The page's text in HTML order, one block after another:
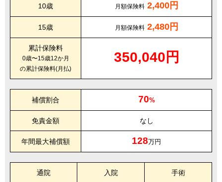
10歳 月額保険料 2,400円
15歳 月額保険料 2,480円
累計保険料
0歳〜15歳12か月
の累計保険料(月払)
350,040円
補償割合 70%
免責金額 なし
年間最大補償額 128万円
通院 入院 手術